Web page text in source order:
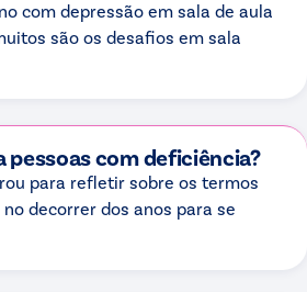
com depressão em sala de aula
são os desafios em sala
pessoas com deficiência?
para refletir sobre os termos
decorrer dos anos para se